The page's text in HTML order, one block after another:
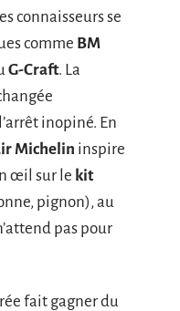
connaisseurs se
comme BM
G-Craft. La
inopiné. En
Michelin inspire
œil sur le kit
pignon), au
pas pour
fait gagner du